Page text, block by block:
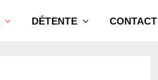
DÉTENTE CONTACT